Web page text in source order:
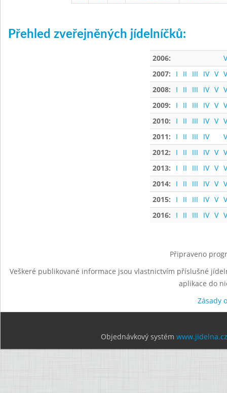
Přehled zveřejněných jídelníčků:
2006:
2007:
I II III IV V
2008:
I II III IV V
2009:
I II III IV V
2010:
I II III IV V
2011:
I II III IV
2012:
I II III IV V
2013:
I II III IV V
2014:
I II III IV V
2015:
I II III IV V
2016:
I II III IV V
Připraveno
Veškeré publikované informace jsou vlastnictvím příslušné
aplikace do
Zásady
Objednávkový systém www.jidelna.cz